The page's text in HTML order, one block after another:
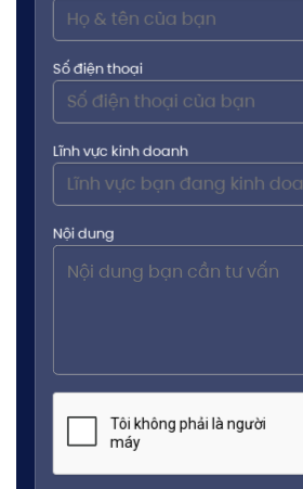
Số điện thoại
Lĩnh vực kinh doanh
Nội dung